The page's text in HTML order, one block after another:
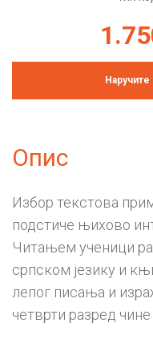
Опис
Избор текстова
подстиче њихово
Читањем ученици
српском језику и
лепог писања и
четврти разред